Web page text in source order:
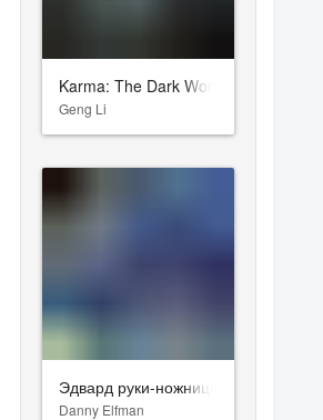
Karma: The Dark World
Geng Li
Эдвард руки-ножницы
Danny Elfman